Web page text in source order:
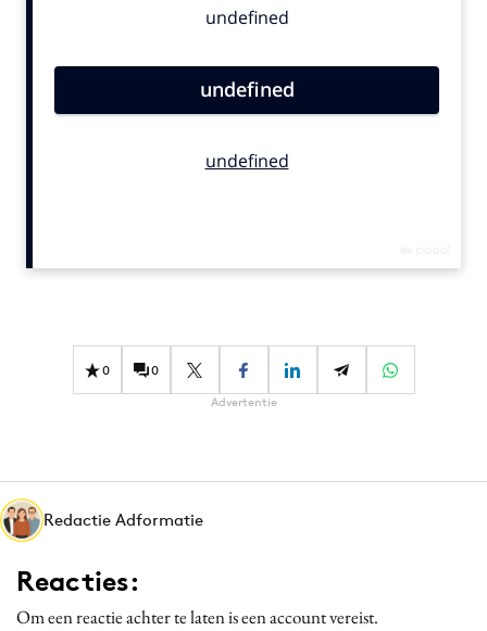
Contentmarketing
Effectiviteit
Gedragsverandering
Martech
Media
Merkstrategie
PR
Programmatic
0 0
Advertentie
Redactie Adformatie
Reacties:
Om een reactie achter te laten is een account vereist.